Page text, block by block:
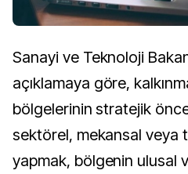
Sanayi ve Teknoloji
açıklamaya göre,
bölgelerinin stratejik
sektörel, mekansal veya
yapmak, bölgenin ulusal